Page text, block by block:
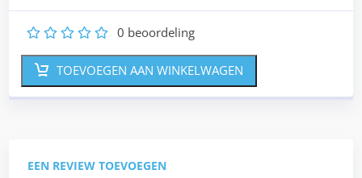
5
4
3
2 0 beoordeling
TOEVOEGEN AAN WINKELWAGEN
EEN REVIEW TOEVOEGEN